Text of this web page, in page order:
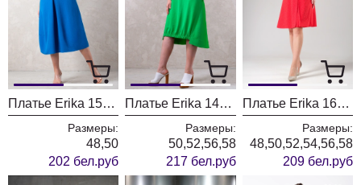
Платье Erika 1502 синее
Размеры:
48,50
202 бел.руб
Платье Erika 1495 зеленое
Размеры:
50,52,56,58
217 бел.руб
Платье Erika 1623 красное
Размеры:
48,50,52,54,56,58
209 бел.руб